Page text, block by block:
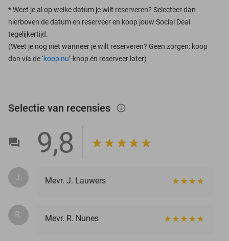
*Weet je al op welke datum je wilt reserveren? Selecteer dan
hierboven de datum en reserveer en koop jouw Social Deal
tegelijkertijd.
(Weet je nog niet wanneer je wilt reserveren? Geen zorgen: koop
dan via de ‘koop nu’-knop én reserveer later)
Selectie van recensies info_outlined
9,8
J. Mevr. J. Lauwers
R. Mevr. R. Nunes